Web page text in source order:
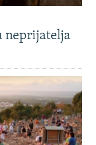
neprijatelja